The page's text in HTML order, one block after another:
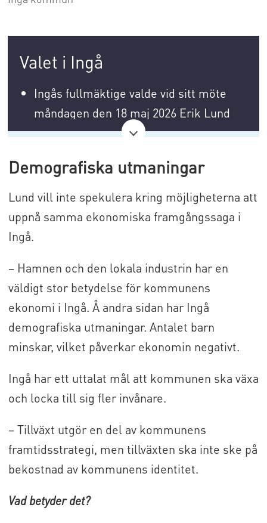
Valet i Ingå
Ingås fullmäktige valde vid sitt möte
måndagen den 18 maj 2026 Erik Lund
till ny kommundirektör i Ingå.
Valet förrättades genom omröstning. I
enligt följande: Erik Lund: 22 röster och
Johan Nilsson: 5 röster.
förvaltning, ekonomi och övriga
verksamhet under kommunstyrelsen.
Kommundirektören har en central roll i
kommunens strategiska utveckling,
näringslivsfrågor samt i samarbetet
med invånare, förtroendevalda, personal
och andra aktörer.
Tjänsten tillträds enligt
överenskommelse.
Demografiska utmaningar
Lund vill inte spekulera kring möjligheterna att
uppnå samma ekonomiska framgångssaga i
Ingå.
– Hamnen och den lokala industrin har en
väldigt stor betydelse för kommunens
ekonomi i Ingå. Å andra sidan har Ingå
demografiska utmaningar. Antalet barn
minskar, vilket påverkar ekonomin negativt.
Ingå har ett uttalat mål att kommunen ska växa
och locka till sig fler invånare.
– Tillväxt utgör en del av kommunens
framtidsstrategi, men tillväxten ska inte ske på
bekostnad av kommunens identitet.
Vad betyder det?